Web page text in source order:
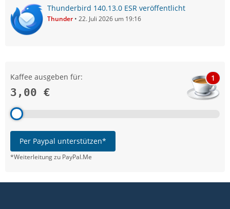
Thunderbird 140.13.0 ESR veröffentlicht
Thunder 22. Juli 2026 um 19:16
Kaffee ausgeben für:
3,00 €
1
Per Paypal unterstützen*
*Weiterleitung zu PayPal.Me